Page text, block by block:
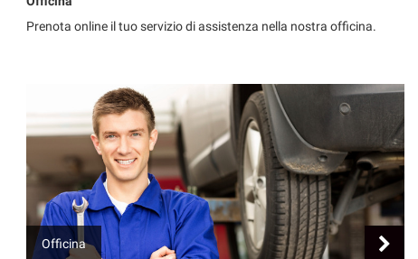
Prenota online il tuo servizio di assistenza nella nostra officina.
Officina